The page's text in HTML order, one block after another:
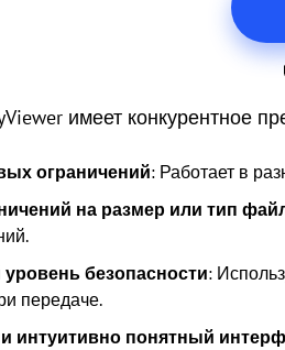
имеет конкурентное
ограничений: Работает в
на размер или тип
безопасности:
передаче.
интуитивно понятный